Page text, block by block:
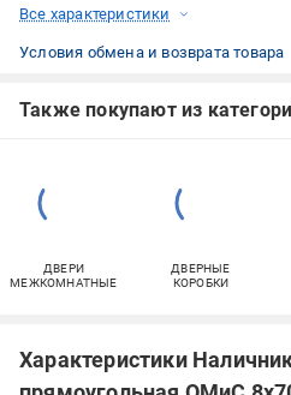
Все характеристики
Условия обмена и возврата товара
Также покупают из
ДВЕРИ
МЕЖКОМНАТНЫЕ
ДВЕРНЫЕ
КОРОБКИ
Характеристики